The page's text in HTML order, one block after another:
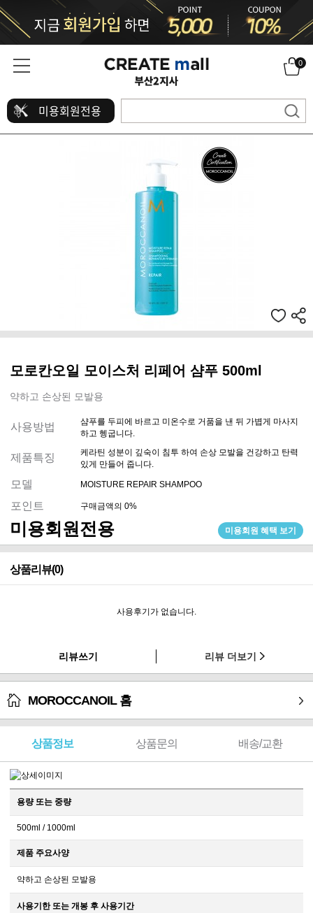
0
미용회원전용
모로칸오일 모이스처 리페어 샴푸 500ml
약하고 손상된 모발용
사용방법
샴푸를 두피에 바르고 미온수로 거품을 낸 뒤 가볍게 마사지
하고 헹굽니다.
제품특징
케라틴 성분이 깊숙이 침투 하여 손상 모발을 건강하고 탄력
있게 만들어 줍니다.
모델 MOISTURE REPAIR SHAMPOO
포인트 구매금액의 0%
미용회원전용 미용회원 혜택 보기
상품리뷰(0)
사용후기가 없습니다.
리뷰쓰기 리뷰 더보기
MOROCCANOIL 홈
상품정보 상품문의 배송/교환
용량 또는 중량
500ml / 1000ml
제품 주요사양
약하고 손상된 모발용
사용기한 또는 개봉 후 사용기간